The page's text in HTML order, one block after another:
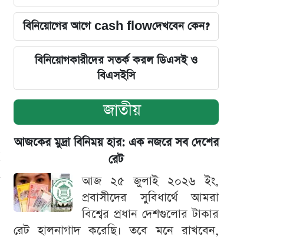
বিনিয়োগের আগে cash flowদেখবেন কেন?
বিনিয়োগকারীদের সতর্ক করল ডিএসই ও
বিএসইসি
জাতীয়
আজকের মুদ্রা বিনিময় হার: এক নজরে সব দেশের
রেট
আজ ২৫ জুলাই ২০২৬ ইং,
প্রবাসীদের সুবিধার্থে আমরা
বিশ্বের প্রধান দেশগুলোর টাকার
রেট হালনাগাদ করেছি। তবে মনে রাখবেন,